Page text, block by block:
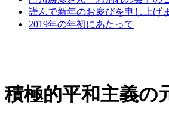
謹んで新年のお慶びを申し上げ
2019年の年初にあたって
積極的平和主義の